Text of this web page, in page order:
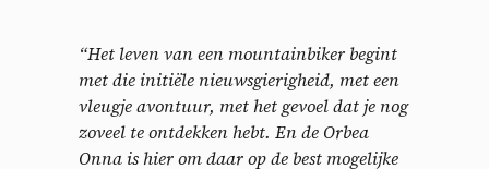
“Het leven van een mountainbiker begint
met die initiële nieuwsgierigheid, met een
vleugje avontuur, met het gevoel dat je nog
zoveel te ontdekken hebt. En de Orbea
Onna is hier om daar op de best mogelijke